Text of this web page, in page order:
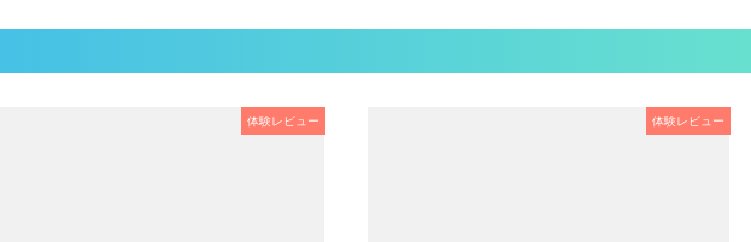
体験レビュー 体験レビュー